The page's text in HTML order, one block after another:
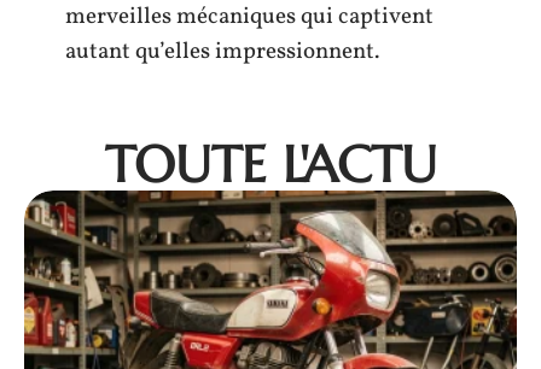
merveilles mécaniques qui captivent
autant qu’elles impressionnent.
TOUTE L'ACTU